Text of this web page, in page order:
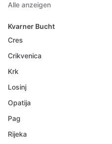
Alle anzeigen
Kvarner Bucht
Cres
Crikvenica
Krk
Losinj
Opatija
Pag
Rijeka